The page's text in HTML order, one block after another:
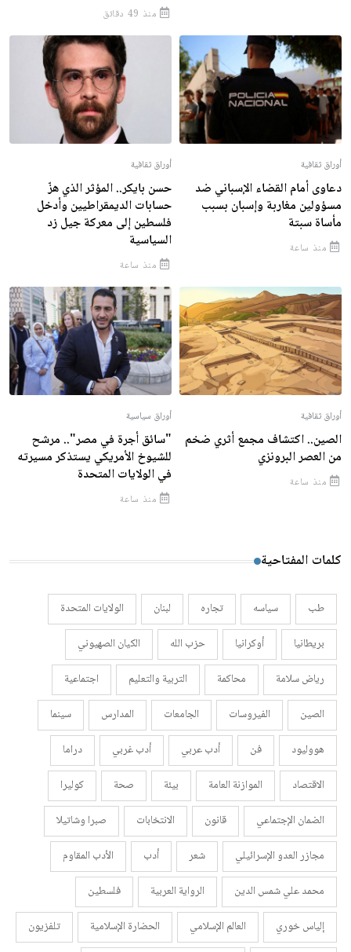
منذ 49 دقائق
أوراق ثقافية
دعاوى أمام القضاء الإسباني ضد
مسؤولين مغاربة وإسبان بسبب
مأساة سبتة
منذ ساعة
أوراق ثقافية
حسن بايكر.. المؤثر الذي هزّ
حسابات الديمقراطيين وأدخل
فلسطين إلى معركة جيل زد
السياسية
منذ ساعة
أوراق ثقافية
الصين.. اكتشاف مجمع أثري ضخم
من العصر البرونزي
منذ ساعة
أوراق سياسية
"سائق أجرة في مصر".. مرشح
للشيوخ الأمريكي يستذكر مسيرته
في الولايات المتحدة
منذ ساعة
كلمات المفتاحية
طب سياسه تجاره لبنان
الولايات المتحدة
بريطانيا
أوكرانيا حزب الله
الكيان الصهيوني
رياض سلامة
محاكمة التربية والتعليم
اجتماعية
الصين
الفيروسات الجامعات المدارس
سينما
هووليود
فن أدب عربي أدب غربي
دراما
الاقتصاد
الموازنة العامة بيئة صحة
كوليرا
الضمان الإجتماعي
قانون الانتخابات
صبرا وشاتيلا
مجازر العدو الإسرائيلي
شعر أدب
الأدب المقاوم
محمد علي شمس الدين
الرواية العربية
فلسطين
إلياس خوري
العالم الإسلامي الحضارة الإسلامية
تلفزيون